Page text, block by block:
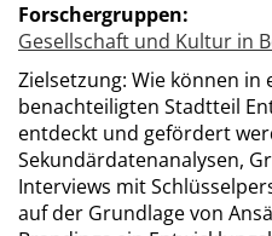
Forschergruppen:
Gesellschaft und Kultur in
Zielsetzung: Wie können in
benachteiligten Stadtteil
entdeckt und gefördert
Sekundärdatenanalysen,
Interviews mit
auf der Grundlage von